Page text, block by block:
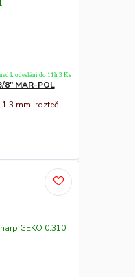
MAR-POL
mm, rozteč
k odeslání do 11h 3 Ks